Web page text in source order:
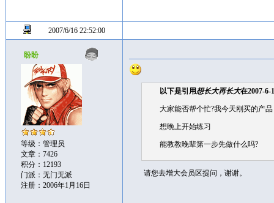
2007/6/16 22:52:00
盼盼
等级：管理员
文章：7426
积分：12193
门派：无门无派
注册：2006年1月16日
以下是引用想长大再长大在2007-6-
大家能否帮个忙?我今天刚买的产品
想晚上开始练习
能教教晚辈第一步先做什么吗?
请您去增大会员区提问，谢谢。